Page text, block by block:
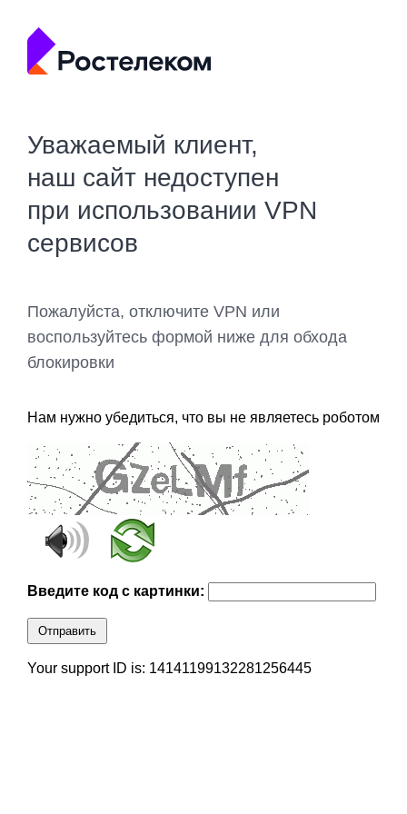
Уважаемый клиент,
наш сайт недоступен
при использовании VPN
сервисов
Пожалуйста, отключите VPN или
воспользуйтесь формой ниже для обхода
блокировки
Нам нужно убедиться, что вы не являетесь роботом
Введите код с картинки:
Отправить
Your support ID is: 14141199132281256445